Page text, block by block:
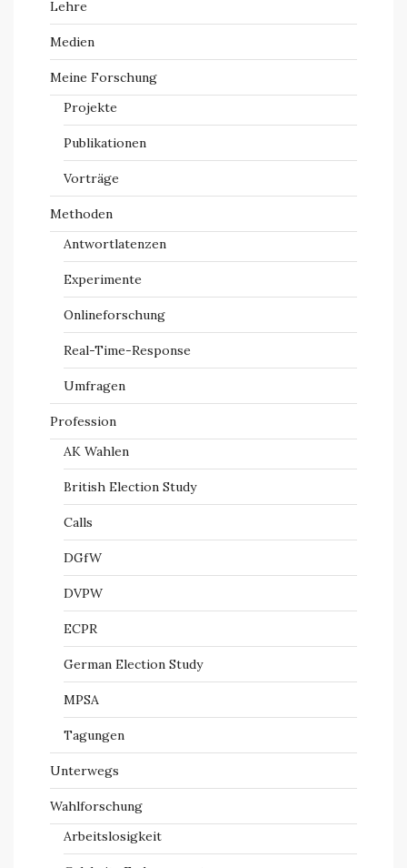
Lehre
Medien
Meine Forschung
Projekte
Publikationen
Vorträge
Methoden
Antwortlatenzen
Experimente
Onlineforschung
Real-Time-Response
Umfragen
Profession
AK Wahlen
British Election Study
Calls
DGfW
DVPW
ECPR
German Election Study
MPSA
Tagungen
Unterwegs
Wahlforschung
Arbeitslosigkeit